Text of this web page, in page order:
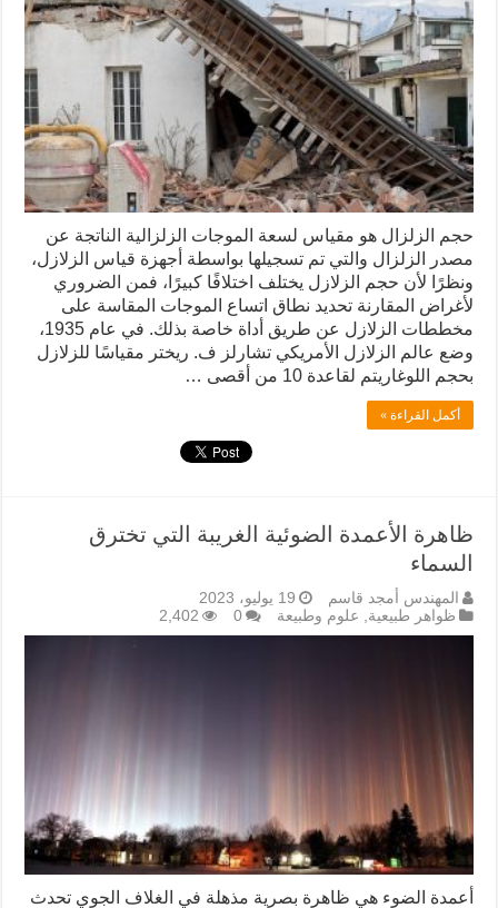
حجم الزلزال هو مقياس لسعة الموجات الزلزالية الناتجة عن
مصدر الزلزال والتي تم تسجيلها بواسطة أجهزة قياس الزلازل،
ونظرًا لأن حجم الزلازل يختلف اختلافًا كبيرًا، فمن الضروري
لأغراض المقارنة تحديد نطاق اتساع الموجات المقاسة على
مخططات الزلازل عن طريق أداة خاصة بذلك. في عام 1935،
وضع عالم الزلازل الأمريكي تشارلز ف. ريختر مقياسًا للزلازل
بحجم اللوغاريتم لقاعدة 10 من أقصى …
أكمل القراءة »
ظاهرة الأعمدة الضوئية الغريبة التي تخترق
السماء
المهندس أمجد قاسم
19 يوليو، 2023
ظواهر طبيعية, علوم وطبيعة 0
2,402
أعمدة الضوء هي ظاهرة بصرية مذهلة في الغلاف الجوي تحدث